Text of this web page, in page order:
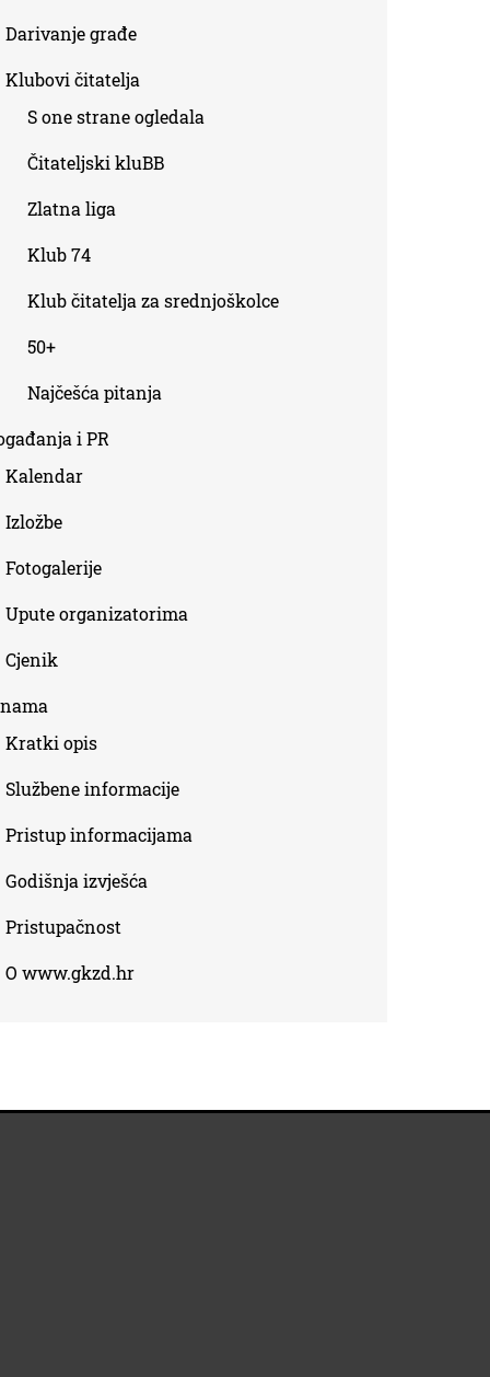
Darivanje građe
Klubovi čitatelja
S one strane ogledala
Čitateljski kluBB
Zlatna liga
Klub 74
Klub čitatelja za srednjoškolce
50+
Najčešća pitanja
i PR
Kalendar
Izložbe
Fotogalerije
Upute organizatorima
Cjenik
Kratki opis
Službene informacije
Pristup informacijama
Godišnja izvješća
Pristupačnost
O www.gkzd.hr